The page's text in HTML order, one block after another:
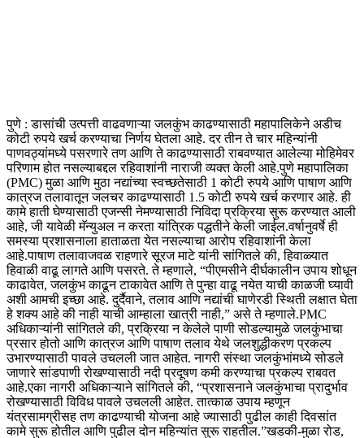
पुणे : डासांची उत्पत्ती वाढवणाऱ्या जलकुंभ काढण्यासाठी महापालिकेने अडीच
कोटी रुपये खर्च करण्याचा निर्णय घेतला आहे. दर तीन ते चार महिन्यांनी
पाणवठ्यांमध्ये पसरणारे तण आणि ते काढण्यासाठी राबवण्यात आलेल्या मोहिमेवर
परिणाम होत नसल्याबद्दल रहिवाशांनी नाराजी व्यक्त केली आहे.पुणे महापालिका
(PMC) मुळा आणि मुठा नद्यांच्या स्वच्छतेसाठी 1 कोटी रुपये आणि पाषाण आणि
कात्रज तलावातून जलचर काढण्यासाठी 1.5 कोटी रुपये खर्च करणार आहे. ही
कामे हाती घेण्यासाठी एजन्सी नेमण्यासाठी निविदा प्रक्रिया सुरू करण्यात आली
आहे, जी यावेळी मॅन्युअल न करता यांत्रिक पद्धतीने केली जाईल.वर्षानुवर्षे ही
समस्या प्रशासनाला हाताळता येत नसल्याचा आरोप रहिवाशांनी केला
आहे.पाषाण तलावाजवळ राहणारे सूरज माटे यांनी सांगितले की, हिवाळ्यात
हिवाळी वाढू लागते आणि पसरते.ते म्हणाले, “पीएमसीने दीर्घकालीन उपाय शोधून
काढावेत, जलकुंभ काढून टाकावेत आणि ते पुन्हा वाढू नयेत याची काळजी घ्यावी
अशी आमची इच्छा आहे. दुर्दैवाने, तलाव आणि नद्यांची घाणेरडी स्थिती लक्षात घेता
हे शक्य आहे की नाही याची आम्हाला खात्री नाही,” असे ते म्हणाले.PMC
अधिकाऱ्यांनी सांगितले की, प्रक्रिया न केलेले पाणी सोडल्यामुळे जलकुंभाचा
प्रसार होतो आणि कात्रज आणि पाषाण तलाव येथे जलशुद्धीकरण प्रकल्प
उभारण्यासाठी पावले उचलली जात आहेत. नागरी संस्था जलकुंभांमध्ये सोडले
जाणारे सांडपाणी रोखण्यासाठी नदी प्रदूषण कमी करण्याचा प्रकल्प राबवत
आहे.एका नागरी अधिकाऱ्याने सांगितले की, “प्रशासनाने जलकुंभाचा प्रादुर्भाव
रोखण्यासाठी विविध पावले उचलली आहेत. तात्काळ उपाय म्हणून
यंत्रसामग्रीसह तण काढण्याची योजना आहे ज्यासाठी पुढील काही दिवसांत
कामे सुरू होतील आणि पुढील दोन महिन्यांत सुरू राहतील.”खडकी-मुळा रोड,